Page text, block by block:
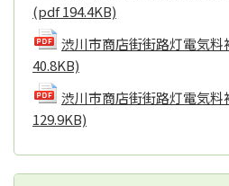
(pdf 194.4KB)
渋川市商店街街路灯電気料
40.8KB)
渋川市商店街街路灯電気料
129.9KB)